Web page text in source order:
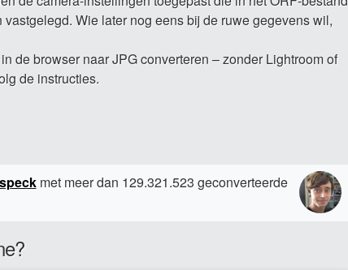
Wie later nog eens bij de ruwe gegevens wil,
de browser naar JPG converteren – zonder Lightroom of
de instructies.
met meer dan 129.321.523 geconverteerde